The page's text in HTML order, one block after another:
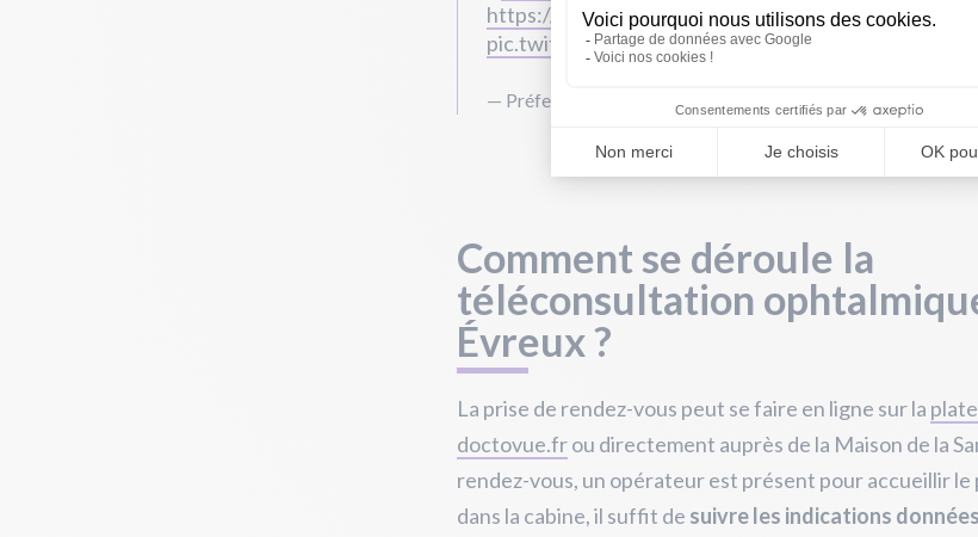
https://t.co/w150TU2Rt5; l'acte est remboursé.
pic.twitter.com/0KpJBtRrNr
— Préfet de l'Eure (@Prefet27) January 9, 2023
Comment se déroule la
téléconsultation
Évreux ?
La prise de rendez-vous peut se faire en ligne sur la
doctovue.frou directement auprès de la Maison de la
rendez-vous, un opérateur est présent pour accueillir le
dans la cabine, il suffit de suivre les indications